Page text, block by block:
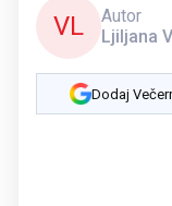
VL
Autor
Ljiljana
Dodaj